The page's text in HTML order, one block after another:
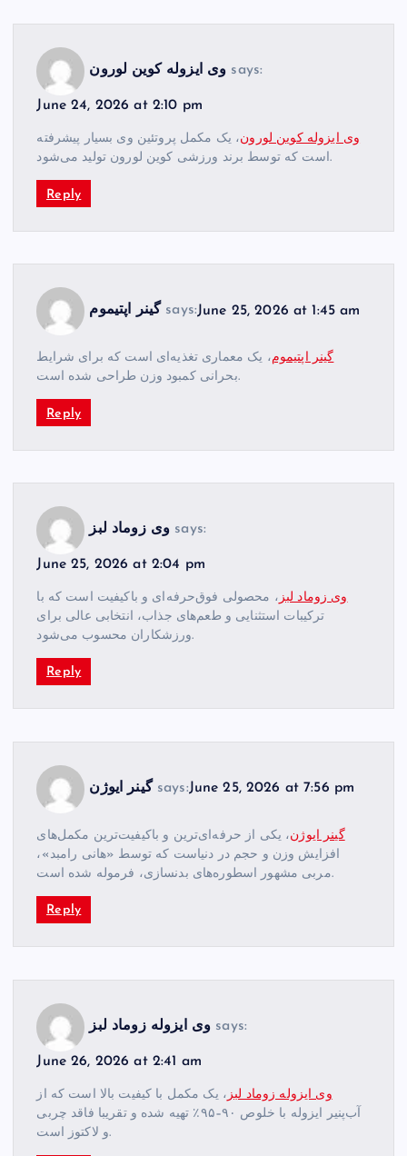
وی ایزوله کوین لورون says:
June 24, 2026 at 2:10 pm
وی ایزوله کوین لورون، یک مکمل پروتئین وی بسیار پیشرفته
است که توسط برند ورزشی کوین لورون تولید می‌شود.
Reply
گینر اپتیموم says:June 25, 2026 at 1:45 am
گینر اپتیموم، یک معماری تغذیه‌ای است که برای شرایط
بحرانی کمبود وزن طراحی شده است.
Reply
وی زوماد لبز says:
June 25, 2026 at 2:04 pm
وی زوماد لبز ، محصولی فوق‌حرفه‌ای و باکیفیت است که با
ترکیبات استثنایی و طعم‌های جذاب، انتخابی عالی برای
ورزشکاران محسوب می‌شود.
Reply
گینر ایوژن says:June 25, 2026 at 7:56 pm
گینر ایوژن، یکی از حرفه‌ای‌ترین و باکیفیت‌ترین مکمل‌های
افزایش وزن و حجم در دنیاست که توسط «هانی رامبد»،
مربی مشهور اسطوره‌های بدنسازی، فرموله شده است.
Reply
وی ایزوله زوماد لبز says:
June 26, 2026 at 2:41 am
وی ایزوله زوماد لبز ، یک مکمل با کیفیت بالا است که از
آب‌پنیر ایزوله با خلوص ۹۰–۹۵٪ تهیه شده و تقریبا فاقد چربی
و لاکتوز است.